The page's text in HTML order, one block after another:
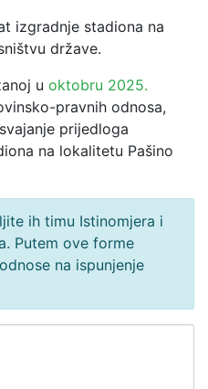
izgradnje stadiona na
države.
u oktobru 2025.
pravnih odnosa,
prijedloga
na lokalitetu Pašino
ih timu Istinomjera i
Putem ove forme
na ispunjenje